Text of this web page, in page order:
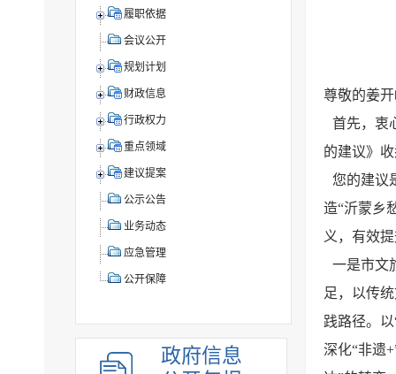
履职依据
会议公开
规划计划
财政信息
行政权力
重点领域
建议提案
公示公告
业务动态
应急管理
公开保障
政府信息
尊敬的姜
首先，衷
的建议》
您的建议
造“沂蒙乡
义，有效
一是市文
足，以传
践路径。
深化“非遗